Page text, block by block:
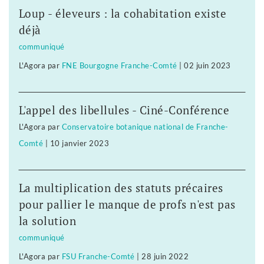
Loup - éleveurs : la cohabitation existe
déjà
communiqué
L'Agora par FNE Bourgogne Franche-Comté |02 juin 2023
L'appel des libellules - Ciné-Conférence
L'Agora par Conservatoire botanique national de Franche-
Comté
10 janvier 2023
La multiplication des statuts précaires
pour pallier le manque de profs n'est pas
la solution
communiqué
L'Agora par FSU Franche-Comté 28 juin 2022